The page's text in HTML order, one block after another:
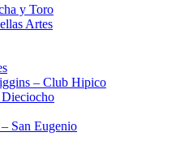
y Toro
Artes
– Club Hipico
San Eugenio